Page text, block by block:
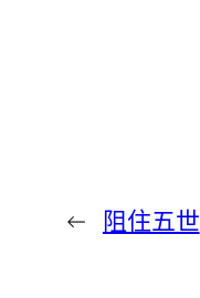
← 阻住五世